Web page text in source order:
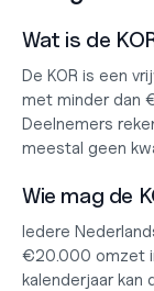
Wat is de
De KOR is een
met minder dan
Deelnemers
meestal geen
Wie mag de
Iedere
€20.000 omzet
kalenderjaar kan